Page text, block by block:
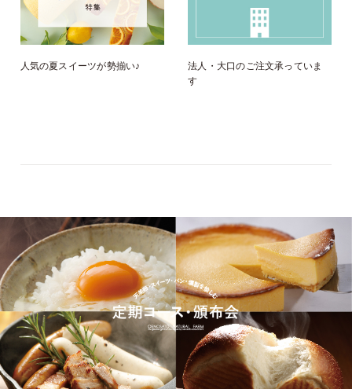
人気の夏スイーツが勢揃い♪
法人・大口のご注文承っていま
す